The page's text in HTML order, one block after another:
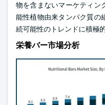
物を含まないマーケティン
能性植物由来タンパク質の
続可能性のトレンドに積極
栄養バー市場分析